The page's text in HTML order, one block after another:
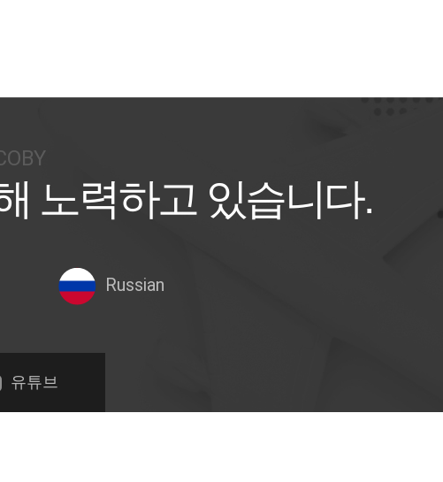
노력하고 있습니다.
Russian
유튜브